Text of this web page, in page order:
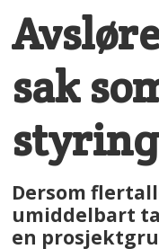
sak
Dersom
umiddelbart
en